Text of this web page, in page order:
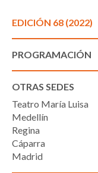
EDICIÓN 68 (2022)
PROGRAMACIÓN
OTRAS SEDES
Teatro María Luisa
Medellín
Regina
Cáparra
Madrid